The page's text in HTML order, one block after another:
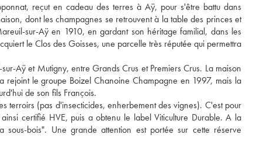
reçut en cadeau des terres à Aÿ, pour s'être battu dans
dont les champagnes se retrouvent à la table des princes et
sur-Aÿ en 1910, en gardant son héritage familial, dans les
le Clos des Goisses, une parcelle très réputée qui permettra
Aÿ et Mutigny, entre Grands Crus et Premiers Crus. La maison
rejoint le groupe Boizel Chanoine Champagne en 1997, mais la
de son fils François.
terroirs (pas d'insecticides, enherbement des vignes). C'est pour
certifié HVE, puis a obtenu le label Viticulture Durable. A la
bois". Une grande attention est portée sur cette réserve